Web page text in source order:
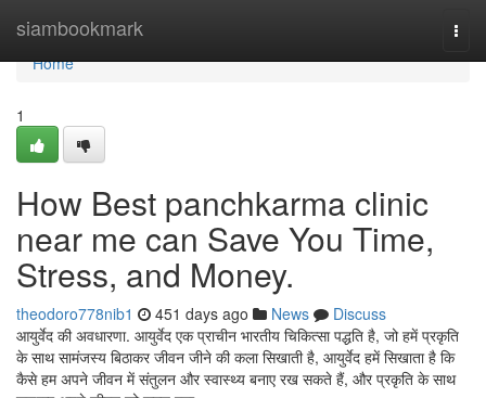
siambookmark
Home
Home
1
How Best panchkarma clinic
near me can Save You Time,
Stress, and Money.
theodoro778nib1 451 days ago News
Discuss
आयुर्वेद की अवधारणा. आयुर्वेद एक प्राचीन भारतीय चिकित्सा पद्धति है, जो हमें प्रकृति
के साथ सामंजस्य बिठाकर जीवन जीने की कला सिखाती है, आयुर्वेद हमें सिखाता है कि
कैसे हम अपने जीवन में संतुलन और स्वास्थ्य बनाए रख सकते हैं, और प्रकृति के साथ